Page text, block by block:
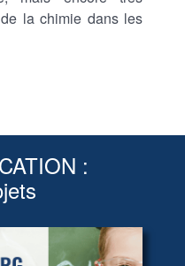
la chimie dans les
: